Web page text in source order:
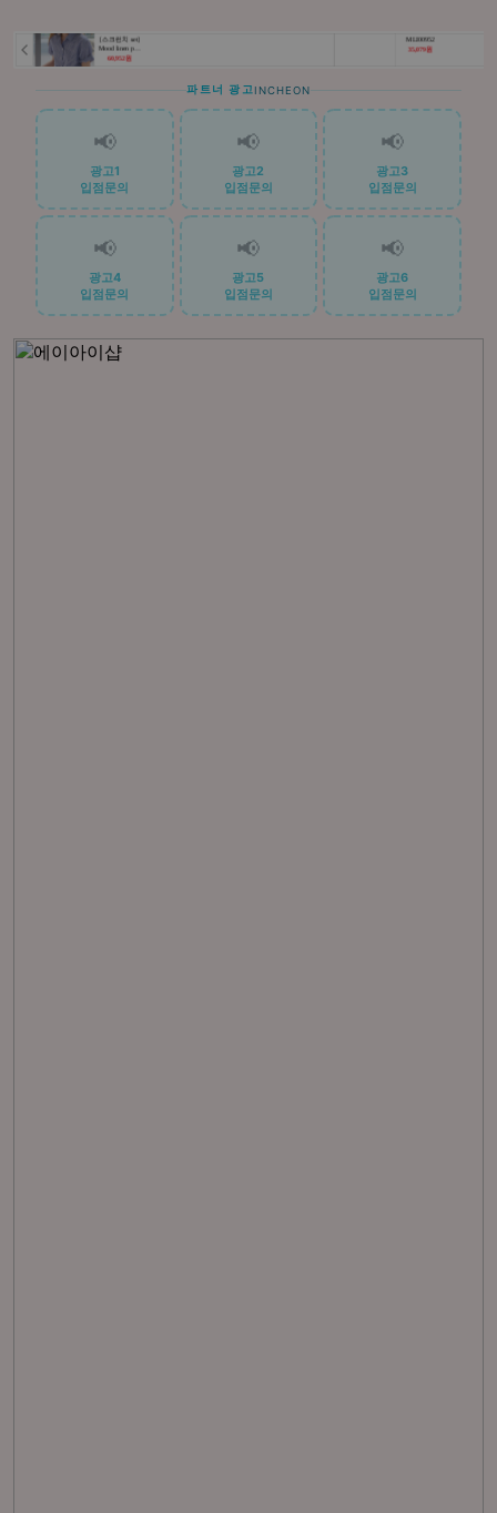
파트너 광고INCHEON
📢
광고1
입점문의
📢
광고2
입점문의
📢
광고3
입점문의
📢
광고4
입점문의
📢
광고5
입점문의
📢
광고6
입점문의